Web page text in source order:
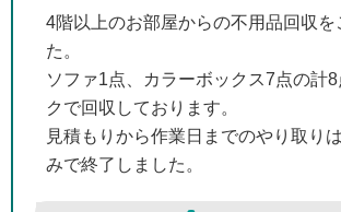
4階以上のお部屋からの不用品回収を
た。
ソファ1点、カラーボックス7点の計
クで回収しております。
見積もりから作業日までのやり取り
みで終了しました。